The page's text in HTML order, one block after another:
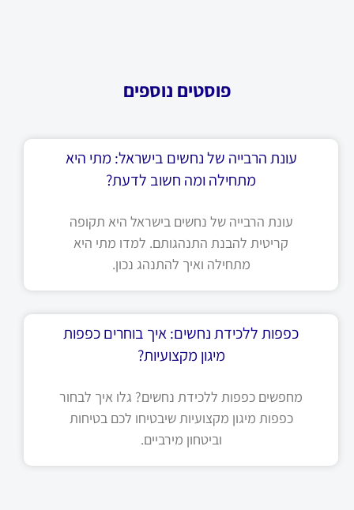
פוסטים נוספים
עונת הרבייה של נחשים בישראל: מתי היא
מתחילה ומה חשוב לדעת?
עונת הרבייה של נחשים בישראל היא תקופה
קריטית להבנת התנהגותם. למדו מתי היא
מתחילה ואיך להתנהג נכון.
כפפות ללכידת נחשים: איך בוחרים כפפות
מיגון מקצועיות?
מחפשים כפפות ללכידת נחשים? גלו איך לבחור
כפפות מיגון מקצועיות שיבטיחו לכם בטיחות
וביטחון מירביים.